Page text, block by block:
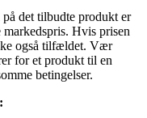
det tilbudte produkt er
Hvis prisen
også tilfældet. Vær
for et produkt til en
betingelser.